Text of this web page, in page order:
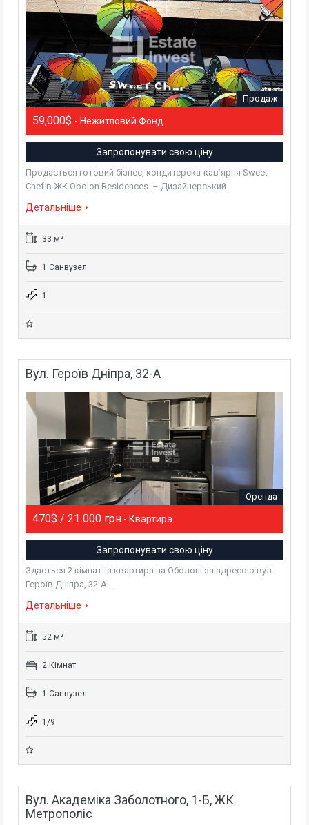
Продаж
59,000$ - Нежитловий Фонд
Запропонувати свою ціну
Продається готовий бізнес, кондитерска-кав’ярня Sweet
Chef в ЖК Obolon Residences. – Дизайнерський…
Детальніше
33 м²
1 Санвузел
1
Вул. Героїв Дніпра, 32-А
Оренда
470$ / 21 000 грн - Квартира
Запропонувати свою ціну
Здається 2 кімнатна квартира на Оболоні за адресою вул.
Героїв Дніпра, 32-А…
Детальніше
52 м²
2 Кімнат
1 Санвузел
1/9
Вул. Академіка Заболотного, 1-Б, ЖК
Метрополіс